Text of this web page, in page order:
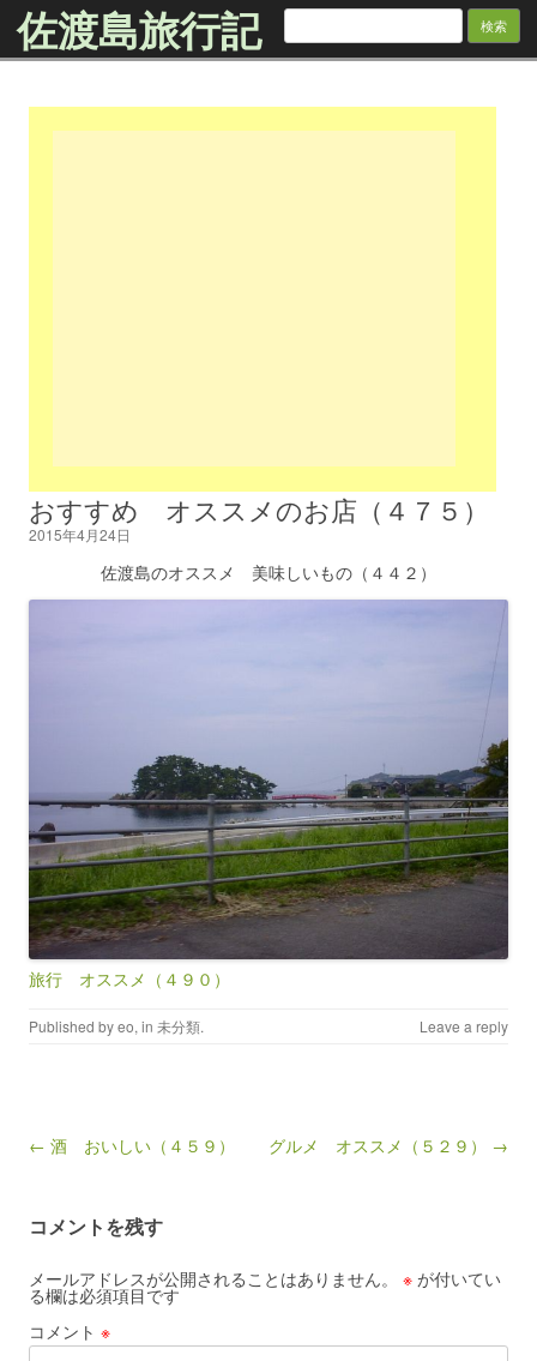
佐渡島旅行記 検
おすすめ オススメのお店（４７５）
2015年4月24日
佐渡島のオススメ 美味しいもの（４４２）
旅行 オススメ（４９０）
Published byeo, in 未分類. Leave a reply
Post navigation
← 酒 おいしい（４５９） グルメ オススメ（５２９） →
コメントを残す
メールアドレスが公開されることはありません。 ※ が付いてい
る欄は必須項目です
コメント ※